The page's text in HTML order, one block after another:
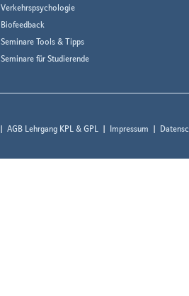
Verkehrspsychologie
Biofeedback
Seminare Tools & Tipps
Seminare für Studierende
AGB Lehrgang KPL & GPL Impressum